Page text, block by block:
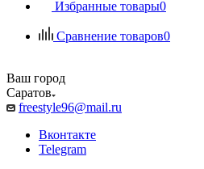
Избранные товары0
Сравнение товаров0
Ваш город
Саратов
freestyle96@mail.ru
Вконтакте
Telegram